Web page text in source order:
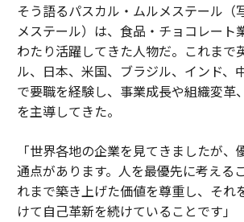
そう語るパスカル・ムルメステール（
メステール）は、食品・チョコレート
わたり活躍してきた人物だ。これまで
ル、日本、米国、ブラジル、インド、
で要職を経験し、事業成長や組織変革
を主導してきた。
「世界各地の企業を見てきましたが
通点があります。人を最優先に考える
れまで築き上げた価値を尊重し、それ
けて自己革新を続けていることです」